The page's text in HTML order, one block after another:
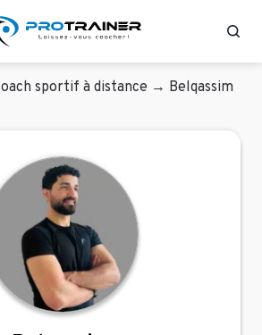
sportif à distance → Belqassim